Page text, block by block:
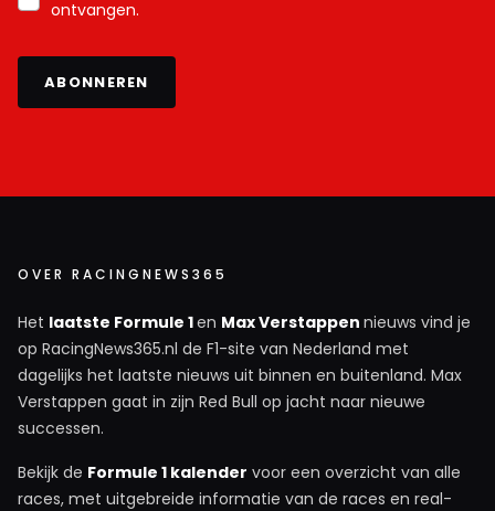
ontvangen.
ABONNEREN
OVER RACINGNEWS365
Het laatste Formule 1en Max Verstappen nieuws vind je
op RacingNews365.nl de F1-site van Nederland met
dagelijks het laatste nieuws uit binnen en buitenland. Max
Verstappen gaat in zijn Red Bull op jacht naar nieuwe
successen.
Bekijk de Formule 1 kalender voor een overzicht van alle
races, met uitgebreide informatie van de races en real-